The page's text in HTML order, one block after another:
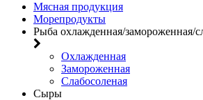
Мясная продукция
Морепродукты
Рыба охлажденная/замороженная/
Охлажденная
Замороженная
Слабосоленая
Сыры